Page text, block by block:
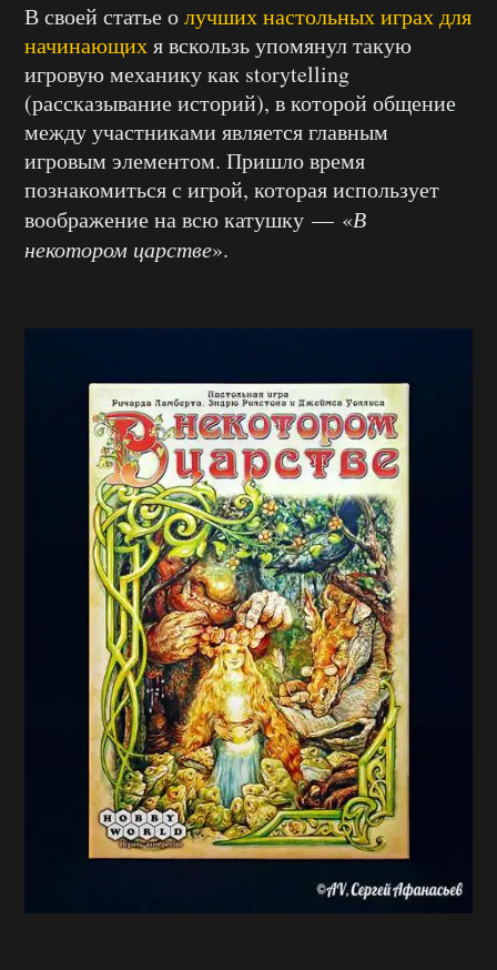
В своей статье олучших настольных играх для
начинающихя вскользь упомянул такую
игровую механику как storytelling
(рассказывание историй), в которой общение
между участниками является главным
игровым элементом. Пришло время
познакомиться с игрой, которая использует
воображение на всю катушку — «В
некотором царстве».